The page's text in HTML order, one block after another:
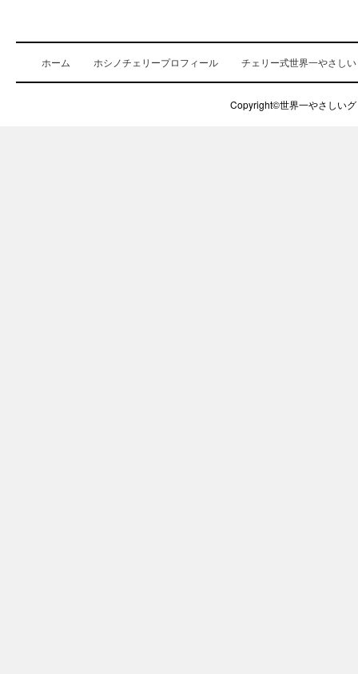
ホーム ホシノチェリープロフィール チェリー式世界一やさし
Copyright©世界一やさしい